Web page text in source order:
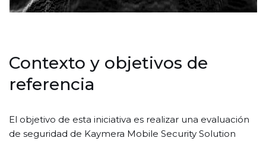
Contexto y objetivos de
referencia
El objetivo de esta iniciativa es realizar una evaluación
de seguridad de Kaymera Mobile Security Solution